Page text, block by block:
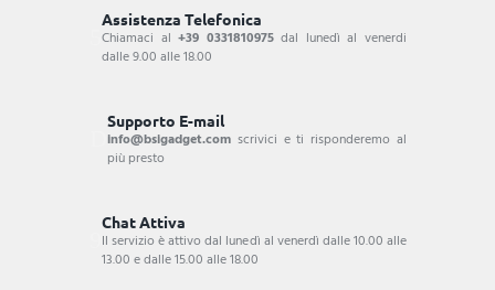
Assistenza Telefonica
Chiamaci al+39 0331810975dal lunedì al venerdi
dalle 9.00 alle 18.00
Supporto E-mail
info@bsigadget.com scrivici e ti risponderemo al
più presto
Chat Attiva
Il servizio è attivo dal lunedì al venerdì dalle 10.00 alle
13.00 e dalle 15.00 alle 18.00